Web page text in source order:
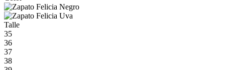
Talle
35
36
37
38